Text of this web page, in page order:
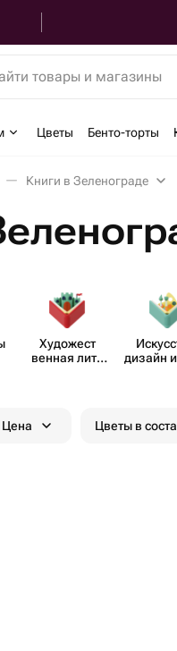
товары и магазины
Цветы Бенто-торты
Книги в Зеленограде
Художест​
венная лите​
дизайн
Цена Цветы в